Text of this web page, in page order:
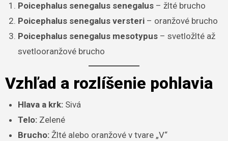
Poicephalus senegalus senegalus – žlté brucho
Poicephalus senegalus versteri – oranžové brucho
Poicephalus senegalus mesotypus – svetložlté až
svetlooranžové brucho
Vzhľad a rozlíšenie pohlavia
Hlava a krk: Sivá
Telo: Zelené
Brucho: Žlté alebo oranžové v tvare „V“